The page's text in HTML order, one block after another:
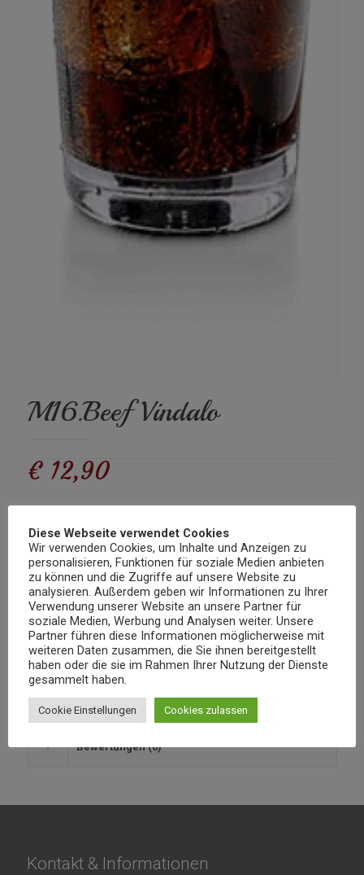
M16.Beef Vindalo
€12,90
Chilisauce
Nicht vorrätig
Kategorie:Mittagskarte Rind
Beschreibung
Rindfleisch mit Kartoffeln gekocht in einer sehr scharfen
Chilisauce
Bewertungen (0)
Kontakt & Informationen
Diese Webseite verwendet Cookies
Wir verwenden Cookies, um Inhalte und Anzeigen zu
personalisieren, Funktionen für soziale Medien anbieten
zu können und die Zugriffe auf unsere Website zu
analysieren. Außerdem geben wir Informationen zu Ihrer
Verwendung unserer Website an unsere Partner für
soziale Medien, Werbung und Analysen weiter. Unsere
Partner führen diese Informationen möglicherweise mit
weiteren Daten zusammen, die Sie ihnen bereitgestellt
haben oder die sie im Rahmen Ihrer Nutzung der Dienste
gesammelt haben.
Cookie Einstellungen Cookies zulassen